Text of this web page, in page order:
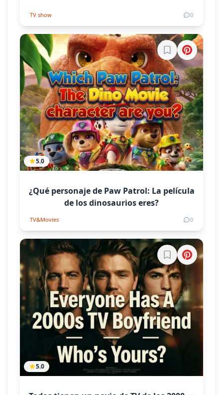
TV show 0
5.0
Inicia sesión
¿Qué personaje de Paw Patrol: La película
de los dinosaurios eres?
TV&Movies 0
5.0
Inicia sesión